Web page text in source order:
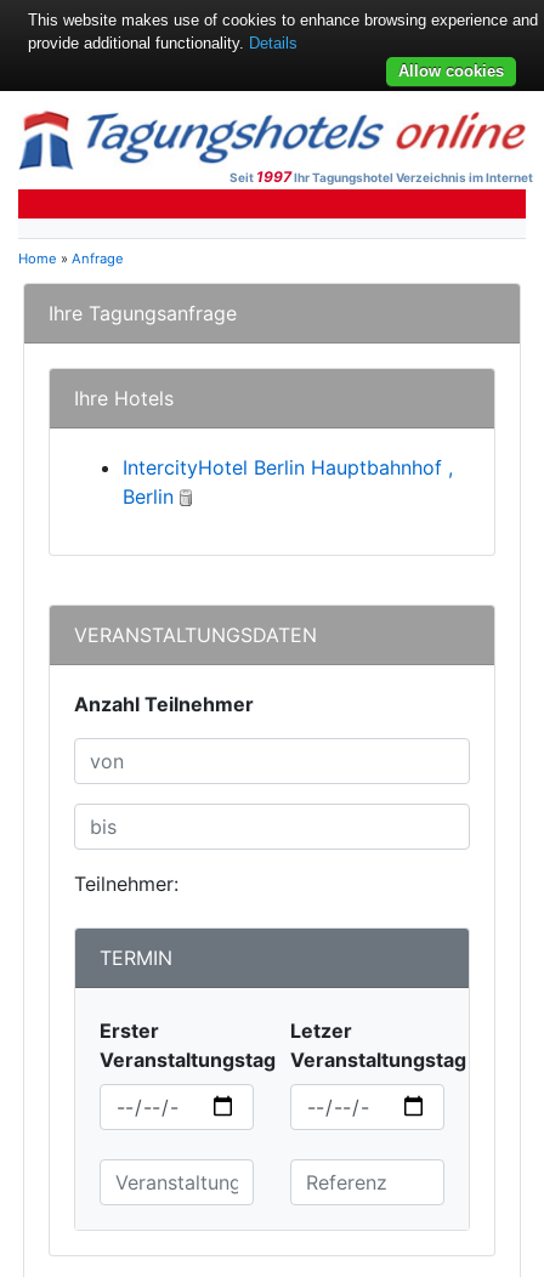
Seit 1997Ihr Tagungshotel Verzeichnis im Internet
Home » Anfrage
Ihre Tagungsanfrage
Ihre Hotels
IntercityHotel Berlin Hauptbahnhof ,
Berlin
VERANSTALTUNGSDATEN
Anzahl Teilnehmer
Teilnehmer:
TERMIN
Erster
Veranstaltungstag
Letzer
Veranstaltungstag
This website makes use of cookies to enhance browsing experience and
provide additional functionality. Details
Allow cookies